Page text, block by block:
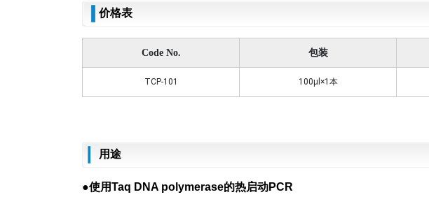
价格表
Code No. 包装
TCP-101 100μl×1本
用途
●使用Taq DNA polymerase的热启动PCR